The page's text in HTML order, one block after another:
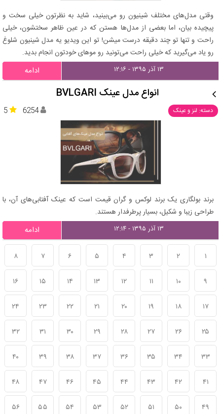
وقتی مدل‌های مختلف شینیون رو می‌بینید، شاید به نظرتون خیلی سخت و
پیچیده بیان، اما بعضی از مدل‌ها هستن که در عین ظاهر سختشون، خیلی
راحت و تنها تو چند دقیقه درست میشن! تو این ویدیو یه مدل شینیون شلوغ
رو یاد می‌گیرید که خیلی راحت می‌تونید رو موهای خودتون انجام بدید.
۱۳ آذر ۱۳۹۵ - ۱۲:۱۶ ادامه
انواع مدل عینک BVLGARI
دسته: لنز و عینک 5 6254
برند بولگاری یک برند لوکس و گران قیمت است که عینک آفتابی‌های آن، با
طراحی زیبا و شکیل، بسیار پرطرفدار هستند.
۱۳ آذر ۱۳۹۵ - ۱۲:۱۴ ادامه
۱ ۲ ۳ ۴ ۵ ۶ ۷ ۸
۹ ۱۰ ۱۱ ۱۲ ۱۳ ۱۴ ۱۵ ۱۶
۱۷ ۱۸ ۱۹ ۲۰ ۲۱ ۲۲ ۲۳ ۲۴
۲۵ ۲۶ ۲۷ ۲۸ ۲۹ ۳۰ ۳۱ ۳۲
۳۳ ۳۴ ۳۵ ۳۶ ۳۷ ۳۸ ۳۹ ۴۰
۴۱ ۴۲ ۴۳ ۴۴ ۴۵ ۴۶ ۴۷ ۴۸
۴۹ ۵۰ ۵۱ ۵۲ ۵۳ ۵۴ ۵۵ ۵۶